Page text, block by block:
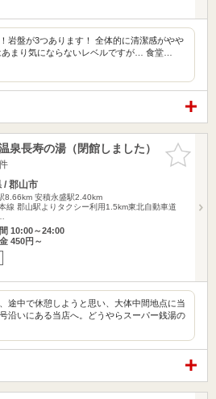
岩盤が3つあります！ 全体的に清潔感がやや
あまり気にならないレベルですが… 食堂…
お気に入
りに追加
泉長寿の湯（閉館しました）
/ 郡山市
8.66km 安積永盛駅2.40km
線 郡山駅よりタクシー利用1.5km東北自動車道
10:00～24:00
450円～
途中で休憩しようと思い、大体中間地点に当
沿いにある当店へ。どうやらスーパー銭湯の